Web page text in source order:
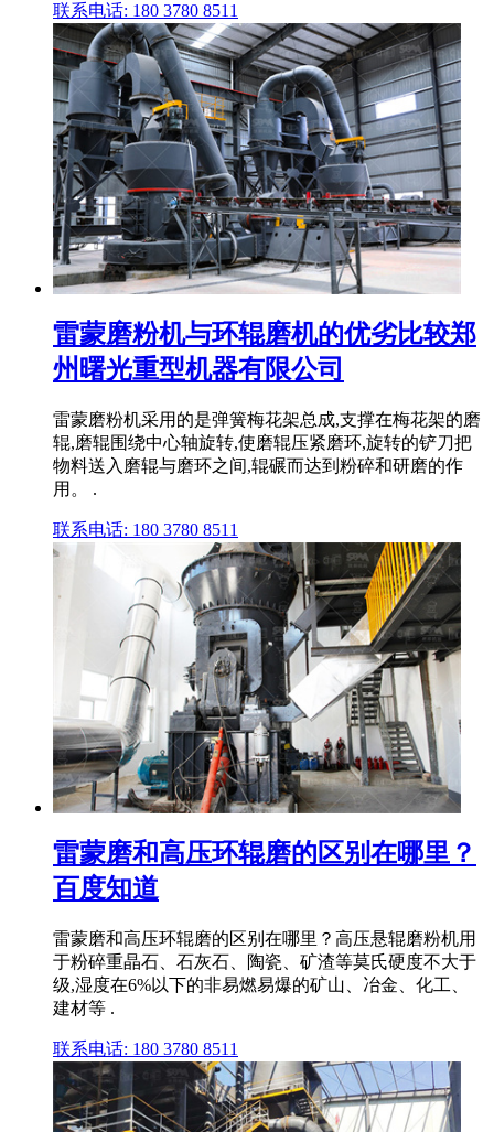
联系电话: 180 3780 8511
雷蒙磨粉机与环辊磨机的优劣比较郑
州曙光重型机器有限公司
雷蒙磨粉机采用的是弹簧梅花架总成,支撑在梅花架的磨
辊,磨辊围绕中心轴旋转,使磨辊压紧磨环,旋转的铲刀把
物料送入磨辊与磨环之间,辊碾而达到粉碎和研磨的作
用。 .
联系电话: 180 3780 8511
雷蒙磨和高压环辊磨的区别在哪里？
百度知道
雷蒙磨和高压环辊磨的区别在哪里？高压悬辊磨粉机用
于粉碎重晶石、石灰石、陶瓷、矿渣等莫氏硬度不大于
级,湿度在6%以下的非易燃易爆的矿山、冶金、化工、
建材等 .
联系电话: 180 3780 8511